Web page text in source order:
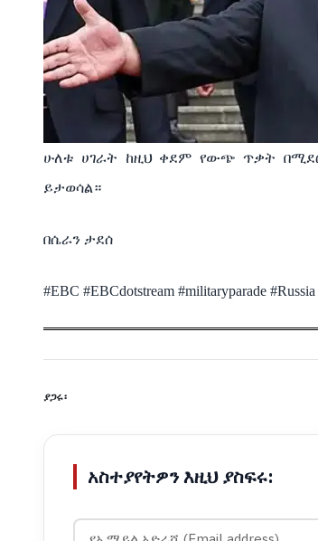
ሁለቱ ሀገራት ከዚህ ቀደም የውጭ ጥቃት
ይታወሳል።
በሴራን ታደሰ
#EBC #EBCdotstream #militaryparade
ያጋሩ፡
አስተያየትዎን እዚህ ያስፍሩ: